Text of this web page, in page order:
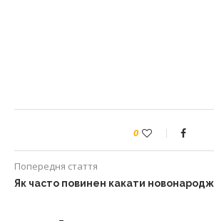
0
Попередня стаття
Як часто повинен какати